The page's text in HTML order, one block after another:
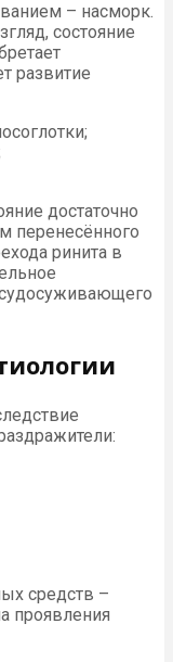
– насморк.
состояние
развитие
достаточно
перенесённого
ринита в
средств –
проявления